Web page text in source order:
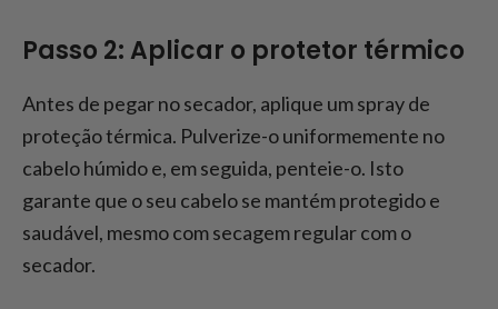
Passo 2: Aplicar o protetor térmico
Antes de pegar no secador, aplique um spray de
proteção térmica. Pulverize-o uniformemente no
cabelo húmido e, em seguida, penteie-o. Isto
garante que o seu cabelo se mantém protegido e
saudável, mesmo com secagem regular com o
secador.